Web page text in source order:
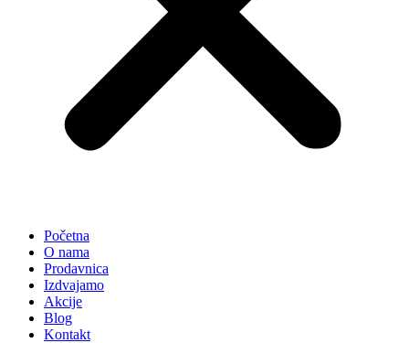
Početna
O nama
Prodavnica
Izdvajamo
Akcije
Blog
Kontakt